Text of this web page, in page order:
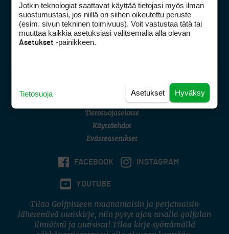
Golfpisteen yhteystiedot
DSA avoimuusraportti
Asiakaspalvelu
(digi) digi@otavamedia.fi
Tietosuojaseloste
Käyttöehdot
Evästeasetukset
FACEBOOK INSTAGRAM
YOUTUBE
Tilaa Golfpisteen maanantaisin ja perjantaisin
lähetettävä uutiskirje, niin pysyt ajan tasalla golfalan
ilmiöistä ja uutisista! Tilaa kirje syöttämällä
Jotkin teknologiat saattavat käyttää tietojasi myös ilman
suostumustasi, jos niillä on siihen oikeutettu peruste
(esim. sivun tekninen toimivuus). Voit vastustaa tätä tai
muuttaa kaikkia asetuksiasi valitsemalla alla olevan
Asetukset -painikkeen.
Hyväksy
Asetukset
Tietosuoja